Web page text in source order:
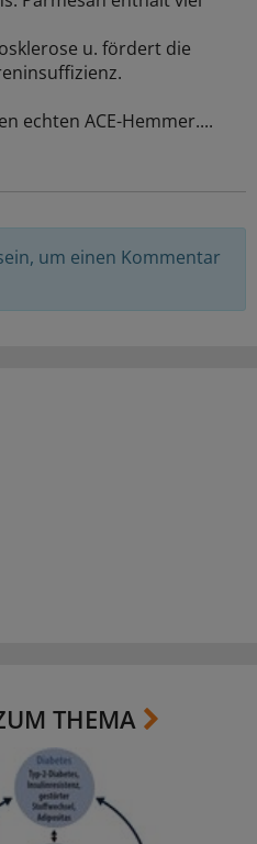
u. fördert die
echten ACE-Hemmer....
um einen Kommentar
THEMA